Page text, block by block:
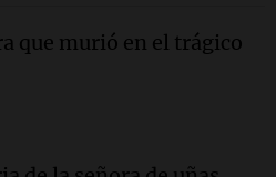
advirtió por el
solución es que
que murió en el trágico